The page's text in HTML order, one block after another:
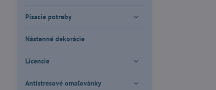
Písacie potreby
Nástenné dekorácie
Licencie
Antistresové omaľovánky